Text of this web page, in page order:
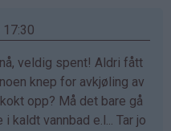
veldig spent! Aldri fått
knep for avkjøling av
opp? Må det bare gå
kaldt vannbad e.l... Tar jo